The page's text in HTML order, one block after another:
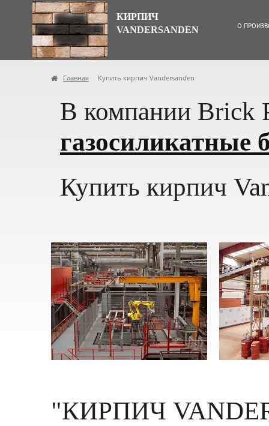
КИРПИЧ
VANDERSANDEN
О
Главная Купить кирпич Vandersanden
В компании Brick
газосиликатные
Купить кирпич
"КИРПИЧ